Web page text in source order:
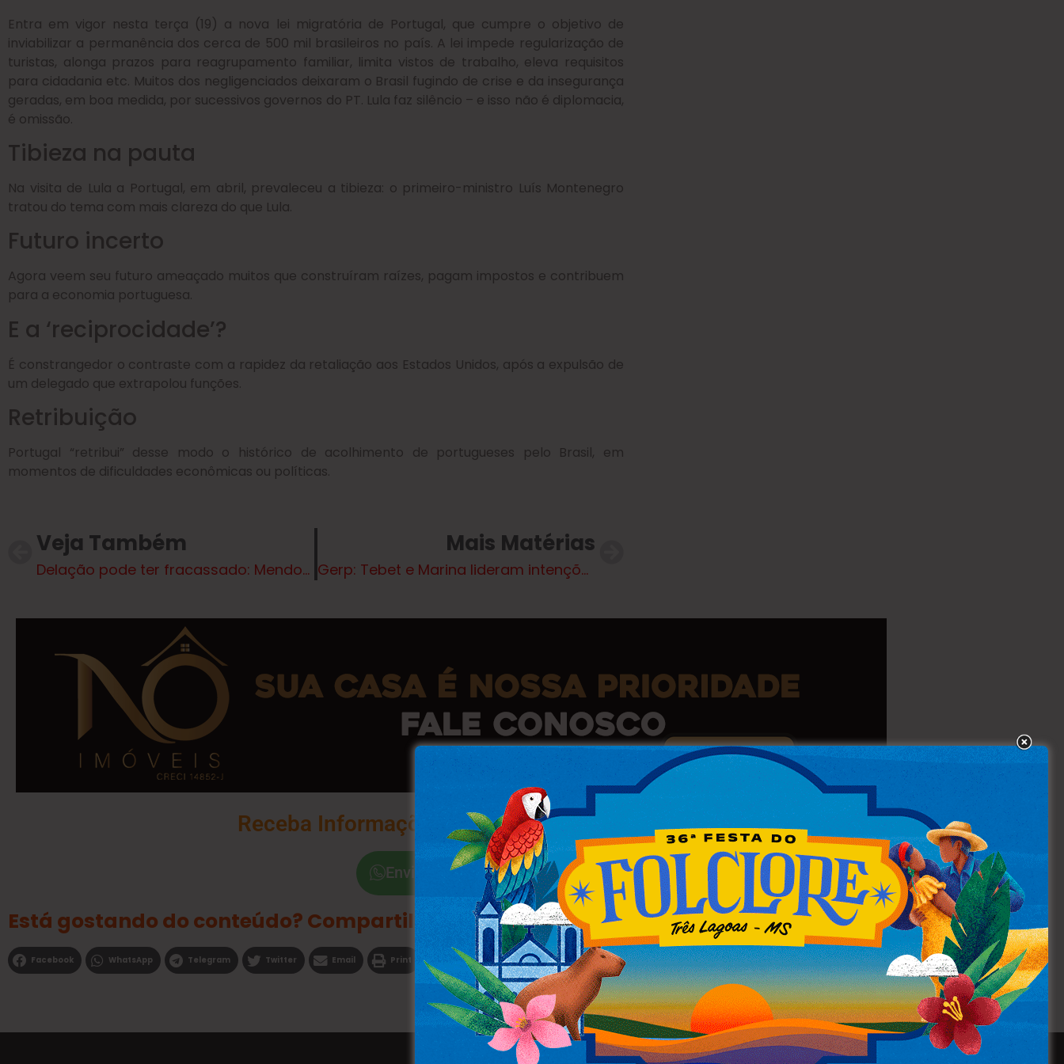
Entra em vigor nesta terça (19) a nova lei migratória de Portugal, que cumpre o objetivo de
inviabilizar a permanência dos cerca de 500 mil brasileiros no país. A lei impede regularização de
turistas, alonga prazos para reagrupamento familiar, limita vistos de trabalho, eleva requisitos
para cidadania etc. Muitos dos negligenciados deixaram o Brasil fugindo de crise e da insegurança
geradas, em boa medida, por sucessivos governos do PT. Lula faz silêncio – e isso não é diplomacia,
é omissão.
Tibieza na pauta
Na visita de Lula a Portugal, em abril, prevaleceu a tibieza: o primeiro-ministro Luís Montenegro
tratou do tema com mais clareza do que Lula.
Futuro incerto
Agora veem seu futuro ameaçado muitos que construíram raízes, pagam impostos e contribuem
para a economia portuguesa.
E a ‘reciprocidade’?
É constrangedor o contraste com a rapidez da retaliação aos Estados Unidos, após a expulsão de
um delegado que extrapolou funções.
Retribuição
Portugal “retribui” desse modo o histórico de acolhimento de portugueses pelo Brasil, em
momentos de dificuldades econômicas ou políticas.
Veja Também
Delação pode ter fracassado: Mendonça manda Vorcaro de volta para cela comum
Mais Matérias
Gerp: Tebet e Marina lideram intenções de voto ao Senado de SP
Receba Informações na Palma da Sua Mão
Envie a Palavra "Sim"
Está gostando do conteúdo? Compartilhe
Facebook WhatsApp Telegram Twitter Email Print